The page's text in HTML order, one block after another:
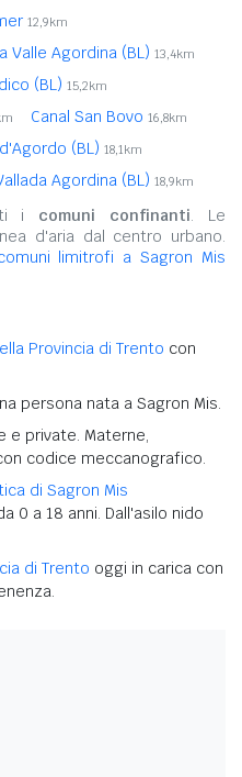
12,9km
Valle Agordina (BL) 13,4km
(BL) 15,2km
Canal San Bovo 16,8km
(BL) 18,1km
Agordina (BL) 18,9km
i comuni confinanti. Le
d'aria dal centro urbano.
limitrofi a Sagron Mis
Provincia di Trento con
persona nata a Sagron Mis.
e private. Materne,
codice meccanografico.
di Sagron Mis
0 a 18 anni. Dall'asilo nido
di Trento oggi in carica con